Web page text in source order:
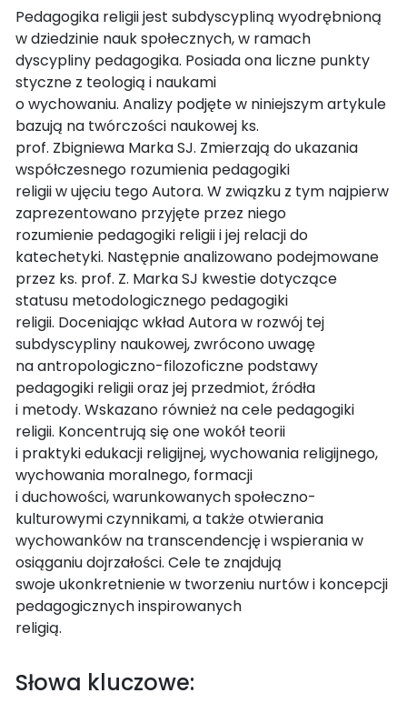
Pedagogika religii jest subdyscypliną wyodrębnioną
w dziedzinie nauk społecznych, w ramach
dyscypliny pedagogika. Posiada ona liczne punkty
styczne z teologią i naukami
o wychowaniu. Analizy podjęte w niniejszym artykule
bazują na twórczości naukowej ks.
prof. Zbigniewa Marka SJ. Zmierzają do ukazania
współczesnego rozumienia pedagogiki
religii w ujęciu tego Autora. W związku z tym najpierw
zaprezentowano przyjęte przez niego
rozumienie pedagogiki religii i jej relacji do
katechetyki. Następnie analizowano podejmowane
przez ks. prof. Z. Marka SJ kwestie dotyczące
statusu metodologicznego pedagogiki
religii. Doceniając wkład Autora w rozwój tej
subdyscypliny naukowej, zwrócono uwagę
na antropologiczno-filozoficzne podstawy
pedagogiki religii oraz jej przedmiot, źródła
i metody. Wskazano również na cele pedagogiki
religii. Koncentrują się one wokół teorii
i praktyki edukacji religijnej, wychowania religijnego,
wychowania moralnego, formacji
i duchowości, warunkowanych społeczno-
kulturowymi czynnikami, a także otwierania
wychowanków na transcendencję i wspierania w
osiąganiu dojrzałości. Cele te znajdują
swoje ukonkretnienie w tworzeniu nurtów i koncepcji
pedagogicznych inspirowanych
religią.
Słowa kluczowe: